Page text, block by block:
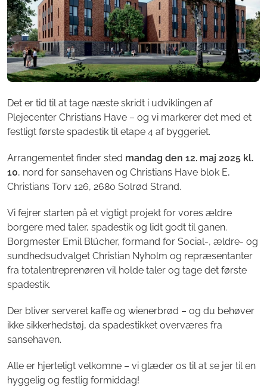
Det er tid til at tage næste skridt i udviklingen af
Plejecenter Christians Have – og vi markerer det med et
festligt første spadestik til etape 4 af byggeriet.
Arrangementet finder sted mandag den 12. maj 2025 kl.
10, nord for sansehaven og Christians Have blok E,
Christians Torv 126, 2680 Solrød Strand.
Vi fejrer starten på et vigtigt projekt for vores ældre
borgere med taler, spadestik og lidt godt til ganen.
Borgmester Emil Blücher, formand for Social-, ældre- og
sundhedsudvalget Christian Nyholm og repræsentanter
fra totalentreprenøren vil holde taler og tage det første
spadestik.
Der bliver serveret kaffe og wienerbrød – og du behøver
ikke sikkerhedstøj, da spadestikket overværes fra
sansehaven.
Alle er hjerteligt velkomne – vi glæder os til at se jer til en
hyggelig og festlig formiddag!